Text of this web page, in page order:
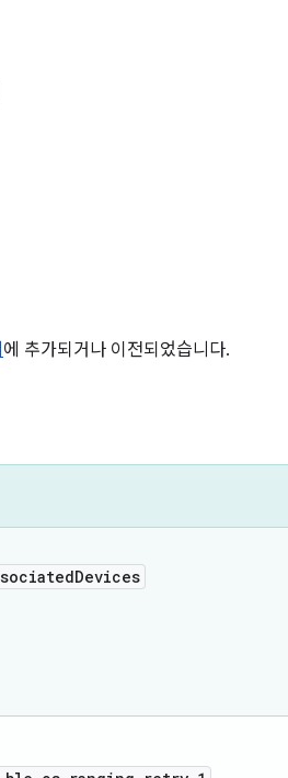
에 추가되거나 이전되었습니다.